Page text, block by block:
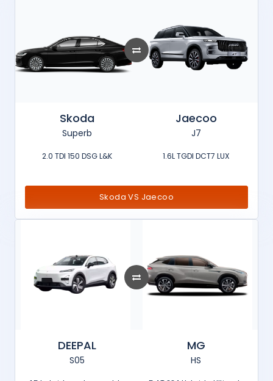
Skoda
Superb
2.0 TDI 150 DSG L&K
Jaecoo
J7
1.6L TGDI DCT7 LUX
Skoda VS Jaecoo
DEEPAL
S05
MG
HS